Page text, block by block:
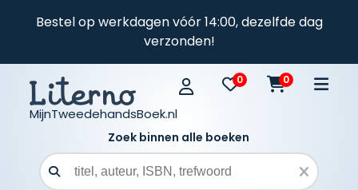
Bestel op werkdagen vóór 14:00, dezelfde dag
verzonden!
MijnTweedehandsBoek.nl
0 0
Zoek binnen alle boeken
Zoekveld